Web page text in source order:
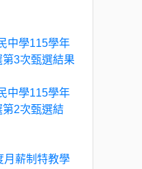
中學115學年
3次甄選結果
中學115學年
2次甄選結
月薪制特教學